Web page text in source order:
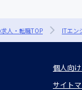
人・転職TOP ITエン
個人向
サイト